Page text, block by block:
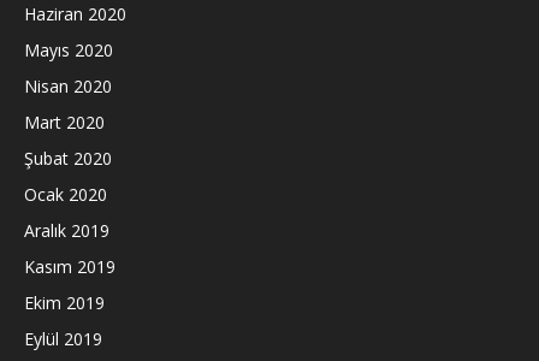
Haziran 2020
Mayıs 2020
Nisan 2020
Mart 2020
Şubat 2020
Ocak 2020
Aralık 2019
Kasım 2019
Ekim 2019
Eylül 2019